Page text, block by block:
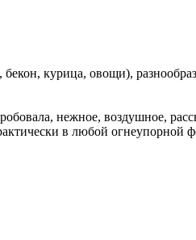
курица, овощи),
нежное, воздушное,
в любой огнеупорной